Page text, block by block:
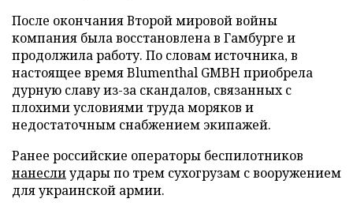
После окончания Второй мировой войны
компания была восстановлена в Гамбурге и
продолжила работу. По словам источника, в
настоящее время Blumenthal GMBH приобрела
дурную славу из-за скандалов, связанных с
плохими условиями труда моряков и
недостаточным снабжением экипажей.
Ранее российские операторы беспилотников
нанеслиудары по трем сухогрузам с вооружением
для украинской армии.